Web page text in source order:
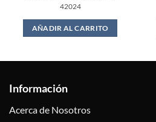
42024
AÑADIR AL CARRITO
Información
Acerca de Nosotros